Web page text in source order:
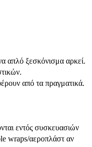
απλό ξεσκόνισμα αρκεί.
από τα πραγματικά.
εντός συσκευασιών
wraps/αεροπλάστ αν